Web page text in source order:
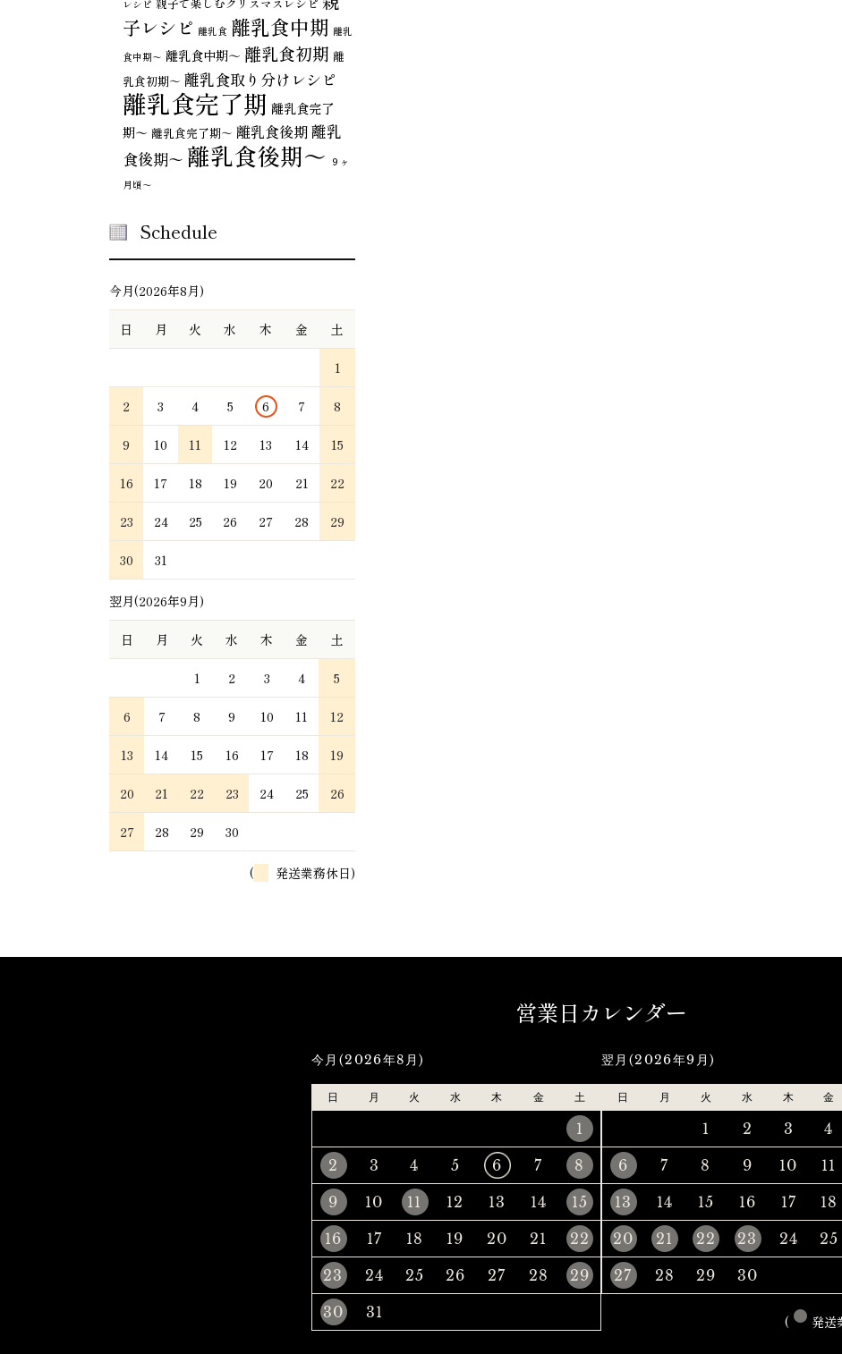
レシピ 親子で楽しむクリスマスレシピ
子レシピ 離乳食 離乳食中期 離乳
食中期〜 離乳食中期～ 離乳食初期 離
乳食初期～ 離乳食取り分けレシピ
離乳食完了期 離乳食完了
期〜 離乳食完了期～ 離乳食後期離乳
食後期〜 離乳食後期～ ９ヶ
月頃～
Schedule
今月(2026年8月)
日 月 火 水 木 金 土
1
2 3 4 5 6 7 8
9 10 11 12 13 14 15
16 17 18 19 20 21 22
23 24 25 26 27 28 29
30 31
翌月(2026年9月)
日 月 火 水 木 金 土
1 2 3 4 5
6 7 8 9 10 11 12
13 14 15 16 17 18 19
20 21 22 23 24 25 26
27 28 29 30
( 発送業務休日)
営業日カレンダー
今月(2026年8月)
日 月 火 水 木 金 土
1
2 3 4 5 6 7 8
9 10 11 12 13 14 15
16 17 18 19 20 21 22
23 24 25 26 27 28 29
30 31
翌月(2026年9月)
日 月 火 水 木 金
1 2 3 4
6 7 8 9 10 11
13 14 15 16 17 18
20 21 22 23 24 25
27 28 29 30
( 発送